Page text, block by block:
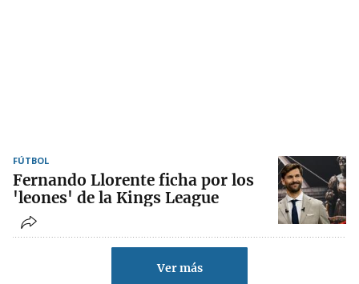
FÚTBOL
Fernando Llorente ficha por los
'leones' de la Kings League
Ver más